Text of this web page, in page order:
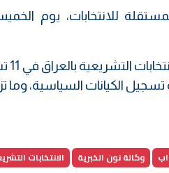
الكيانات السياسية، وما
وكالة نون الخبرية الانتخابات